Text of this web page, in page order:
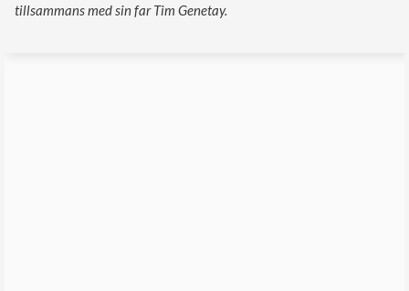
tillsammans med sin far Tim Genetay.